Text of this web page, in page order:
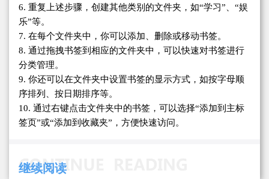
6. 重复上述步骤，创建其他类别的文件夹，如“学习”、“娱
乐”等。
7. 在每个文件夹中，你可以添加、删除或移动书签。
8. 通过拖拽书签到相应的文件夹中，可以快速对书签进行
分类管理。
9. 你还可以在文件夹中设置书签的显示方式，如按字母顺
序排列、按日期排序等。
10. 通过右键点击文件夹中的书签，可以选择“添加到主标
签页”或“添加到收藏夹”，方便快速访问。
继续阅读